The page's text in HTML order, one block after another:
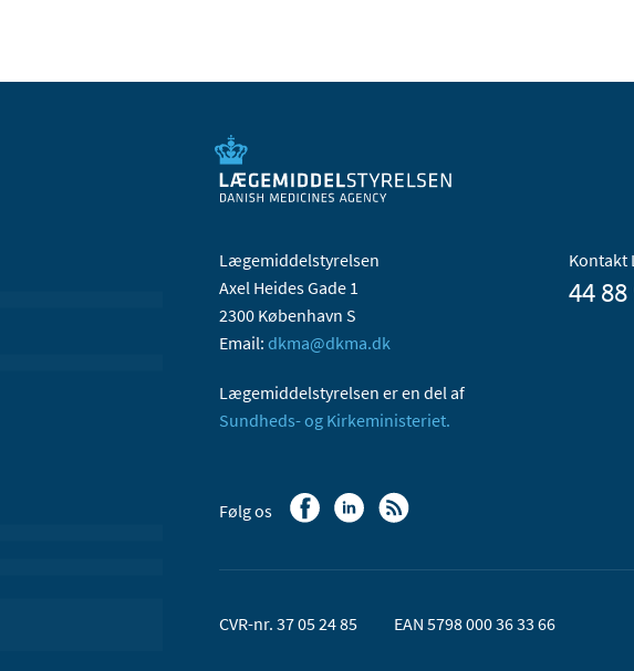
Lægemiddelstyrelsen
Axel Heides Gade 1
2300 København S
Email: dkma@dkma.dk
Lægemiddelstyrelsen er en del af
Sundheds- og Kirkeministeriet.
Kontakt
44
Følg os
CVR-nr. 37 05 24 85 EAN 5798 000 36 33 66